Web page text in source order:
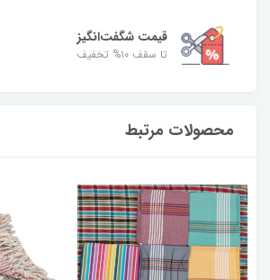
قیمت شگفت‌انگیز
تا سقف ۱۰% تخفیف
محصولات مرتبط